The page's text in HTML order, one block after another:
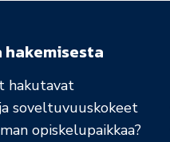
hakutavat
soveltuvuuskokeet
opiskelupaikkaa?